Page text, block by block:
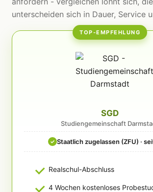
unterscheiden sich in Dauer, Service
TOP-EMPFEHLUNG
SGD
Studiengemeinschaft
✓ Staatlich zugelassen (ZFU) ·
Realschul-Abschluss
4 Wochen kostenloses